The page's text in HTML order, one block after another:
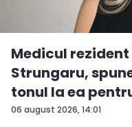
06 august 2026, 14:01
Medicul
Strungaru,
tonul la ea
a...